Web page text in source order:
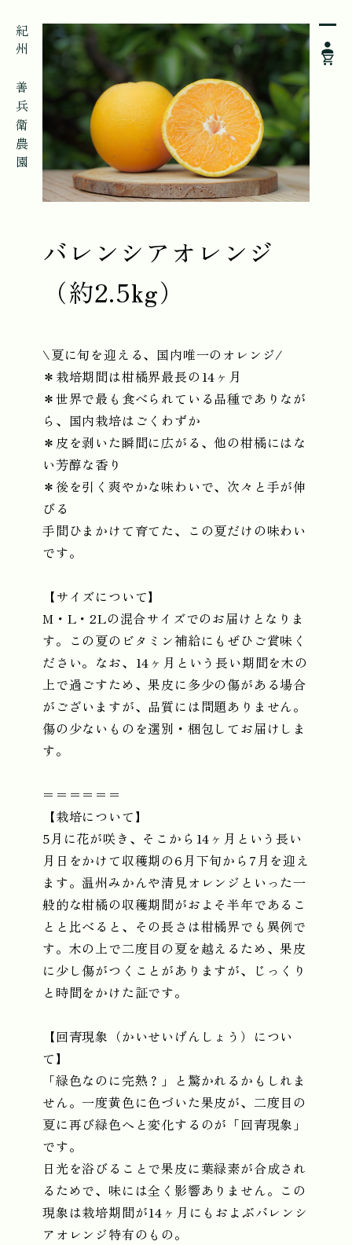
紀州 善兵衛農園
バレンシアオレンジ
（約2.5kg）
\夏に旬を迎える、国内唯一のオレンジ/
＊栽培期間は柑橘界最長の14ヶ月
＊世界で最も食べられている品種でありなが
ら、国内栽培はごくわずか
＊皮を剥いた瞬間に広がる、他の柑橘にはな
い芳醇な香り
＊後を引く爽やかな味わいで、次々と手が伸
びる
手間ひまかけて育てた、この夏だけの味わい
です。
【サイズについて】
M・L・2Lの混合サイズでのお届けとなりま
す。この夏のビタミン補給にもぜひご賞味く
ださい。なお、14ヶ月という長い期間を木の
上で過ごすため、果皮に多少の傷がある場合
がございますが、品質には問題ありません。
傷の少ないものを選別・梱包してお届けしま
す。
＝＝＝＝＝＝
【栽培について】
5月に花が咲き、そこから14ヶ月という長い
月日をかけて収穫期の6月下旬から7月を迎え
ます。温州みかんや清見オレンジといった一
般的な柑橘の収穫期間がおよそ半年であるこ
とと比べると、その長さは柑橘界でも異例で
す。木の上で二度目の夏を越えるため、果皮
に少し傷がつくことがありますが、じっくり
と時間をかけた証です。
【回青現象（かいせいげんしょう）につい
て】
「緑色なのに完熟？」と驚かれるかもしれま
せん。一度黄色に色づいた果皮が、二度目の
夏に再び緑色へと変化するのが「回青現象」
です。
日光を浴びることで果皮に葉緑素が合成され
るためで、味には全く影響ありません。この
現象は栽培期間が14ヶ月にもおよぶバレンシ
アオレンジ特有のもの。